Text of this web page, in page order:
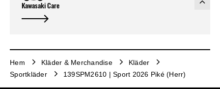
Kawasaki Care
Hem Kläder & Merchandise
Kläder
Sportkläder
139SPM2610 | Sport 2026 Piké (Herr)